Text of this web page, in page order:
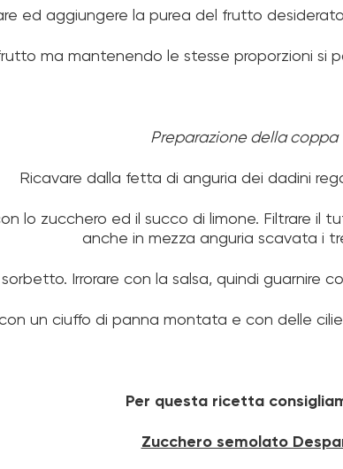
ed aggiungere la purea del frutto
ma mantenendo le stesse proporzioni si
Preparazione della coppa
Ricavare dalla fetta di anguria dei dadini
lo zucchero ed il succo di limone. Filtrare
anche in mezza anguria scavata i
sorbetto. Irrorare con la salsa, quindi guarnire
un ciuffo di panna montata e con delle
Per questa ricetta
Zucchero semolato